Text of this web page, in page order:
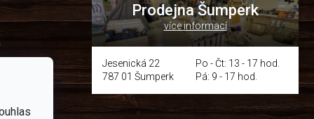
Prodejna Šumperk
více informací
Jesenická 22
787 01 Šumperk
Po - Čt: 13 - 17 hod.
Pá: 9 - 17 hod.